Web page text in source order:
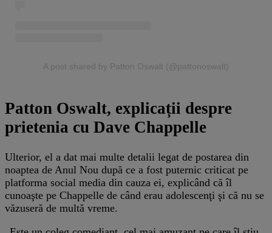
A post shared by Patton Oswalt (@pattonoswalt)
Patton Oswalt, explicații despre
prietenia cu Dave Chappelle
Ulterior, el a dat mai multe detalii legat de postarea din
noaptea de Anul Nou după ce a fost puternic criticat pe
platforma social media din cauza ei, explicând că îl
cunoaşte pe Chappelle de când erau adolescenţi şi că nu se
văzuseră de multă vreme.